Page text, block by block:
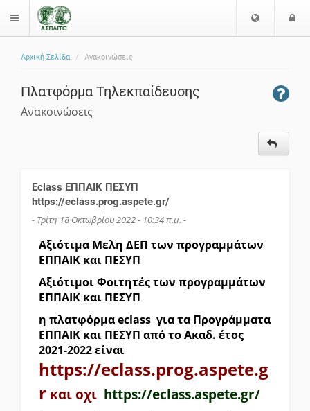
$langMenu
γ
λ
ώ
Αρχική Σελίδα Ανακοινώσεις
Πλατφόρμα Τηλεκπαίδευσης
Ανακοινώσεις
Eclass ΕΠΠΑΙΚ ΠΕΣΥΠ
https://eclass.prog.aspete.gr/
- Τρίτη 18 Οκτωβρίου 2022 - 10:34 π.μ. -
Αξιότιμα Μελη ΔΕΠ των προγραμμάτων
ΕΠΠΑΙΚ και ΠΕΣΥΠ
Αξιότιμοι Φοιτητές των προγραμμάτων
ΕΠΠΑΙΚ και ΠΕΣΥΠ
η πλατφόρμα eclass για τα Προγράμματα
ΕΠΠΑΙΚ και ΠΕΣΥΠ από το Ακαδ. έτος
2021-2022 είναι
https://eclass.prog.aspete.g
r και οχι https://eclass.aspete.gr/